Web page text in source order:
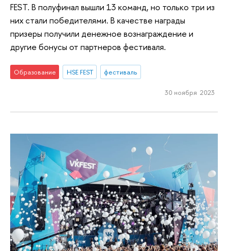
FEST. В полуфинал вышли 13 команд, но только три из
них стали победителями. В качестве награды
призеры получили денежное вознаграждение и
другие бонусы от партнеров фестиваля.
Образование HSE FEST фестиваль
30 ноября 2023